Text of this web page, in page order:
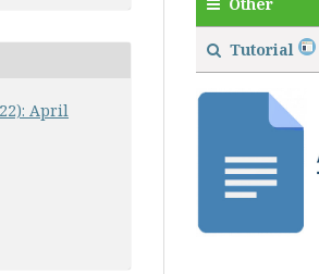
April
Other
Tutorial